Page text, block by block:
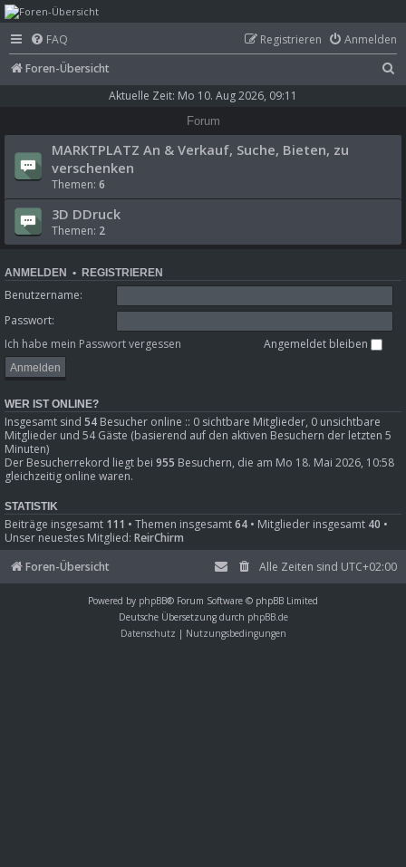
mega-hz - classic
computer &
electronics
FAQ Anmelden
Registrieren
Foren-Übersicht
h
Aktuelle Zeit: Mo 10. Aug 2026, 09:11
Forum
MARKTPLATZ An & Verkauf, Suche, Bieten, zu
verschenken
Themen: 6
3D DDruck
Themen: 2
ANMELDEN • REGISTRIEREN
Benutzername:
Passwort:
Ich habe mein Passwort vergessen
Angemeldet bleiben
WER IST ONLINE?
Insgesamt sind 54 Besucher online :: 0 sichtbare Mitglieder, 0 unsichtbare
Mitglieder und 54 Gäste (basierend auf den aktiven Besuchern der letzten 5
Minuten)
Der Besucherrekord liegt bei 955 Besuchern, die am Mo 18. Mai 2026, 10:58
gleichzeitig online waren.
STATISTIK
Beiträge insgesamt 111 • Themen insgesamt64 • Mitglieder insgesamt 40 •
Unser neuestes Mitglied: ReirChirm
Foren-Übersicht
Alle Zeiten sind UTC+02:00
Powered by phpBB® Forum Software © phpBB Limited
Deutsche Übersetzung durch phpBB.de
Datenschutz | Nutzungsbedingungen